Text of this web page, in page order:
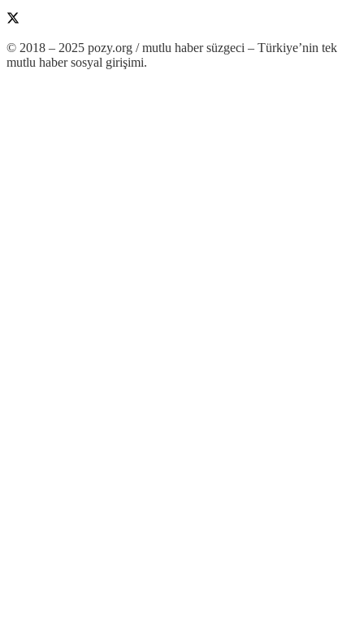
© 2018 – 2025 pozy.org / mutlu haber süzgeci – Türkiye’nin tek
mutlu haber sosyal girişimi.